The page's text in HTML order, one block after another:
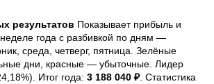
результатов Показывает прибыль и
года с разбивкой по дням —
среда, четверг, пятница. Зелёные
дни, красные — убыточные. Лидер
Итог года: 3 188 040 ₽. Статистика